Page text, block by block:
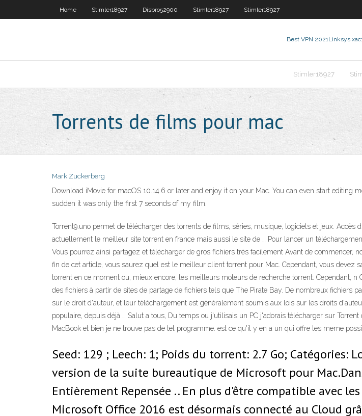
Home Stimler18927 Disbro52900 Stimler18927 Stimler18927
Best VPN 2021Linksys
Stimler18927
Torrents de films pour mac
Mark Zuckerberg
Download iMovie for macOS 10.14.6 or later and enjoy it on your Mac. You can even start editing
sudden it was only the first 7 seconds of my film.
Torrent9.uno permet de télécharger des torrents de films, séries, musique, logiciels et jeux. Accès
actuellement le meilleur site torrent en france mais aussi le site de … Pour lancer un
Vous pourrez ainsi partagez et télécharger de gros fichiers très facilement Avant de commencer,
fin de cet article, vous saurez quel est le meilleur client torrent pour Mac. Cependant, vous
torrent en ce moment ou, mieux encore, les meilleurs moteurs de recherche torrent. Cependant,
des fichiers à partir de sites de partage de fichiers tels que The Pirate Bay. De nombreux fichiers
sur le droit d'auteur, et leur téléchargement est généralement soumis aux lois sur les droits
populaire, depuis déjà … Salut a tous, Du temps ou j'utilisais un PC j'adorais télécharger sur
MacBook et bien je ne trouve pas de tel programme. est ce qu'il y en a un qui offre les meme
Seed: 129 ; Leech: 1; Poids du torrent: 2.7 Go;
version de la suite bureautique de Microsoft pour
Entièrement Repensée .. En plus d'être compatible avec
Microsoft Office 2016 est désormais connecté au Cloud